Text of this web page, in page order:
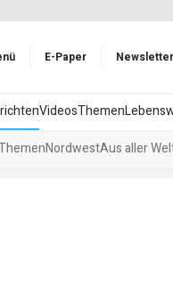
E-Paper Newsletter
VideosThemen
NordwestAus aller